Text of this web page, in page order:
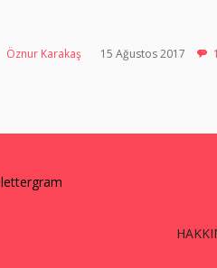
Öznur Karakaş 15 Ağustos 2017
lettergram